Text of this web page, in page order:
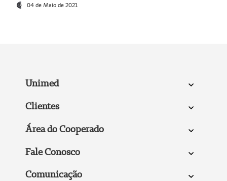
04 de Maio de 2021
Unimed
Clientes
Área do Cooperado
Fale Conosco
Comunicação